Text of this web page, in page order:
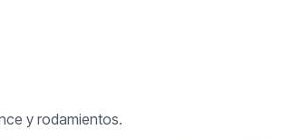
y rodamientos.